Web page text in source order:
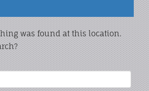
was found at this location.